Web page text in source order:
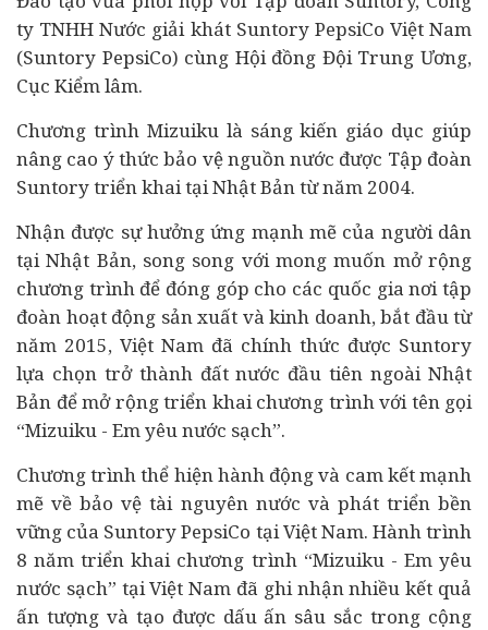
ty TNHH Nước giải khát Suntory PepsiCo Việt Nam
(Suntory PepsiCo) cùng Hội đồng Đội Trung Ương,
Cục Kiểm lâm.
Chương trình Mizuiku là sáng kiến giáo dục giúp
nâng cao ý thức bảo vệ nguồn nước được Tập đoàn
Suntory triển khai tại Nhật Bản từ năm 2004.
Nhận được sự hưởng ứng mạnh mẽ của người dân
tại Nhật Bản, song song với mong muốn mở rộng
chương trình để đóng góp cho các quốc gia nơi tập
đoàn hoạt động sản xuất và kinh doanh, bắt đầu từ
năm 2015, Việt Nam đã chính thức được Suntory
lựa chọn trở thành đất nước đầu tiên ngoài Nhật
Bản để mở rộng triển khai chương trình với tên gọi
“Mizuiku - Em yêu nước sạch”.
Chương trình thể hiện hành động và cam kết mạnh
mẽ về bảo vệ tài nguyên nước và phát triển bền
vững của Suntory PepsiCo tại Việt Nam. Hành trình
8 năm triển khai chương trình “Mizuiku - Em yêu
nước sạch” tại Việt Nam đã ghi nhận nhiều kết quả
ấn tượng và tạo được dấu ấn sâu sắc trong cộng